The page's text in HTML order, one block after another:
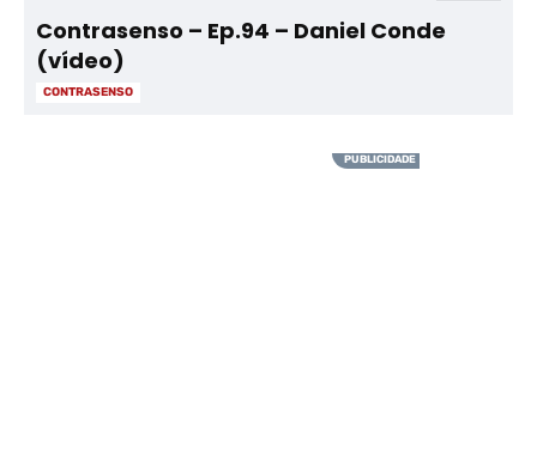
Contrasenso – Ep.94 – Daniel Conde
(vídeo)
CONTRASENSO